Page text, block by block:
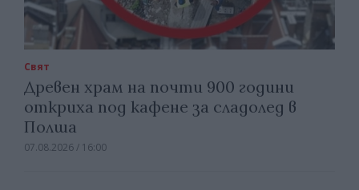
Свят
Древен храм на почти 900 години
откриха под кафене за сладолед в
Полша
07.08.2026 / 16:00